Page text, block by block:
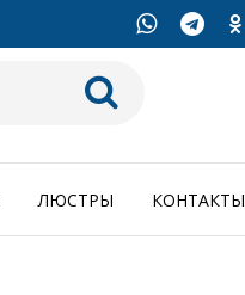
ЛЮСТРЫ КОНТАКТЫ